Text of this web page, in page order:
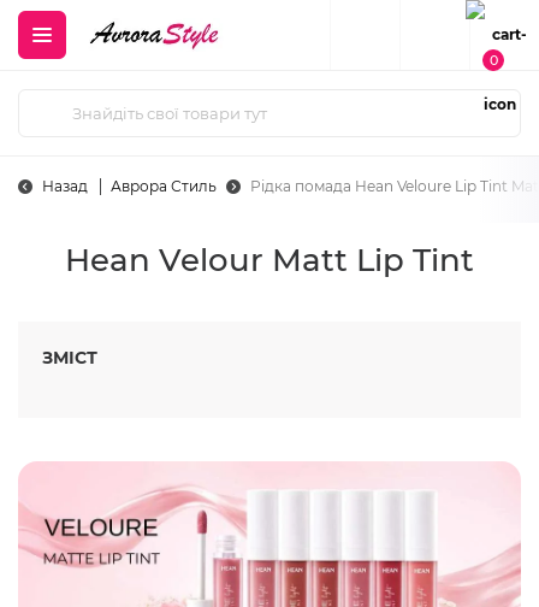
0
Назад Аврора Стиль Рідка помада Hean Veloure Lip Tint
Hean Velour Matt Lip Tint
ЗМІСТ